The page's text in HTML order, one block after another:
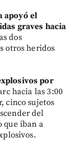
apoyó el
graves hacia
dos
otros heridos
por
hacia las 3:00
cinco sujetos
del
que iban a